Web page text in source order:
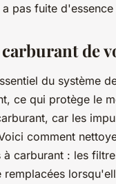
pas fuite
de
du système
ce qui protège le
car les
comment
carburant : les